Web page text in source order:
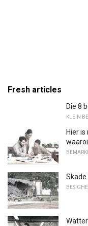
Fresh articles
Die 8
KLEIN
Hier